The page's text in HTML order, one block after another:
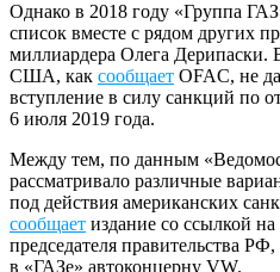
Однако в 2018 году «Группа
список вместе с рядом других
миллиардера Олега
США, как сообщает OFAC, не
вступление в силу санкций по
6 июля 2019 года.
Между тем, по данным
рассматривало различные
под действия американских
сообщает издание со ссылкой
председателя правительства
в «ГАЗе» автоконцерну VW.